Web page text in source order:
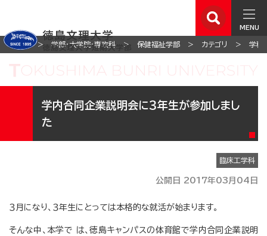
MENU
ホーム 学部・大学院・専攻科 保健福祉学部 カテゴリ 学科
学内合同企業説明会に３年生が参加しまし
た
臨床工学科
公開日 2017年03月04日
３月になり、３年生にとっては本格的な就活が始まります。
そんな中、本学で は、徳島キャンパスの体育館で学内合同企業説明